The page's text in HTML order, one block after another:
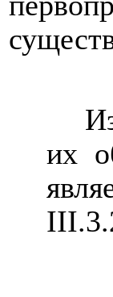
их
III